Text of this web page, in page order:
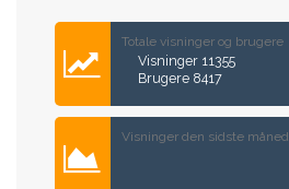
Totale visninger og brugere
Visninger 11355
Brugere 8417
Visninger den sidste måned